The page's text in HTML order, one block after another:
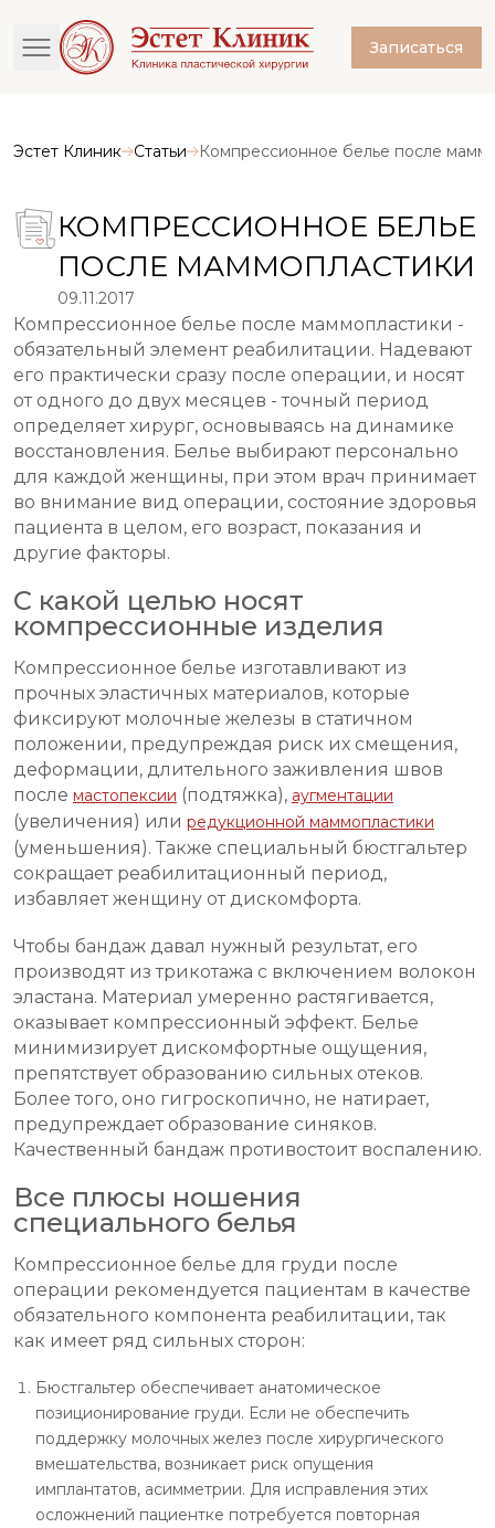
Записаться
Эстет Клиник Статьи Компрессионное белье после
КОМПРЕССИОННОЕ БЕЛЬЕ
ПОСЛЕ МАММОПЛАСТИКИ
09.11.2017
Компрессионное белье после маммопластики -
обязательный элемент реабилитации. Надевают
его практически сразу после операции, и носят
от одного до двух месяцев - точный период
определяет хирург, основываясь на динамике
восстановления. Белье выбирают персонально
для каждой женщины, при этом врач принимает
во внимание вид операции, состояние здоровья
пациента в целом, его возраст, показания и
другие факторы.
С какой целью носят
компрессионные изделия
Компрессионное белье изготавливают из
прочных эластичных материалов, которые
фиксируют молочные железы в статичном
положении, предупреждая риск их смещения,
деформации, длительного заживления швов
после мастопексии (подтяжка), аугментации
(увеличения) или редукционной маммопластики
(уменьшения). Также специальный бюстгальтер
сокращает реабилитационный период,
избавляет женщину от дискомфорта.
Чтобы бандаж давал нужный результат, его
производят из трикотажа с включением волокон
эластана. Материал умеренно растягивается,
оказывает компрессионный эффект. Белье
минимизирует дискомфортные ощущения,
препятствует образованию сильных отеков.
Более того, оно гигроскопично, не натирает,
предупреждает образование синяков.
Качественный бандаж противостоит воспалению.
Все плюсы ношения
специального белья
Компрессионное белье для груди после
операции рекомендуется пациентам в качестве
обязательного компонента реабилитации, так
как имеет ряд сильных сторон:
Бюстгальтер обеспечивает анатомическое
позиционирование груди. Если не обеспечить
поддержку молочных желез после хирургического
вмешательства, возникает риск опущения
имплантатов, асимметрии. Для исправления этих
осложнений пациентке потребуется повторная